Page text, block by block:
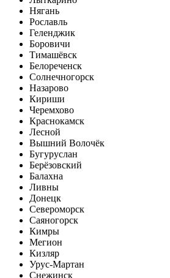
Нягань
Рославль
Геленджик
Боровичи
Тимашёвск
Белореченск
Солнечногорск
Назарово
Кириши
Черемхово
Краснокамск
Лесной
Вышний Волочёк
Бугуруслан
Берёзовский
Балахна
Ливны
Донецк
Североморск
Саяногорск
Кимры
Мегион
Кизляр
Урус-Мартан
Снежинск